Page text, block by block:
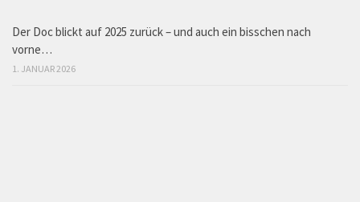
Der Doc blickt auf 2025 zurück – und auch ein bisschen nach
vorne…
1. JANUAR 2026